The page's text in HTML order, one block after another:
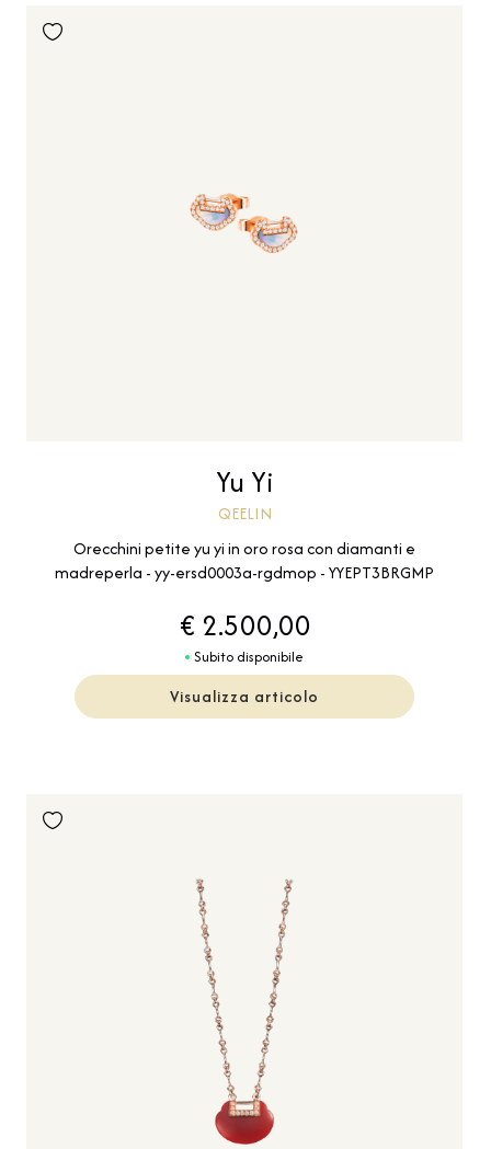
Yu Yi
QEELIN
Orecchini petite yu yi in oro rosa con diamanti e
madreperla - yy-ersd0003a-rgdmop - YYEPT3BRGMP
€ 2.500,00
Subito disponibile
Visualizza articolo